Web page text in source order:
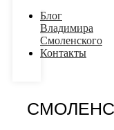
Блог
Владимира
Смоленского
Контакты